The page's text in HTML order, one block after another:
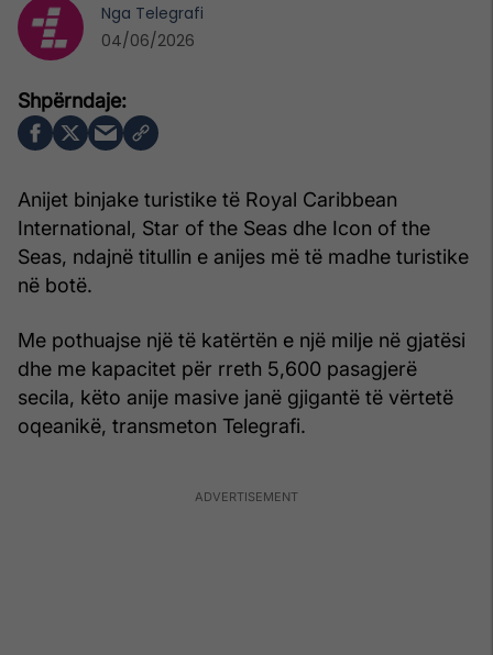
Anijet binjake turistike të Royal Caribbean
International, Star of the Seas dhe Icon of the
Seas, ndajnë titullin e anijes më të madhe turistike
në botë.
Me pothuajse një të katërtën e një milje në gjatësi
dhe me kapacitet për rreth 5,600 pasagjerë
secila, këto anije masive janë gjigantë të vërtetë
oqeanikë, transmeton Telegrafi.
Nga Telegrafi
04/06/2026